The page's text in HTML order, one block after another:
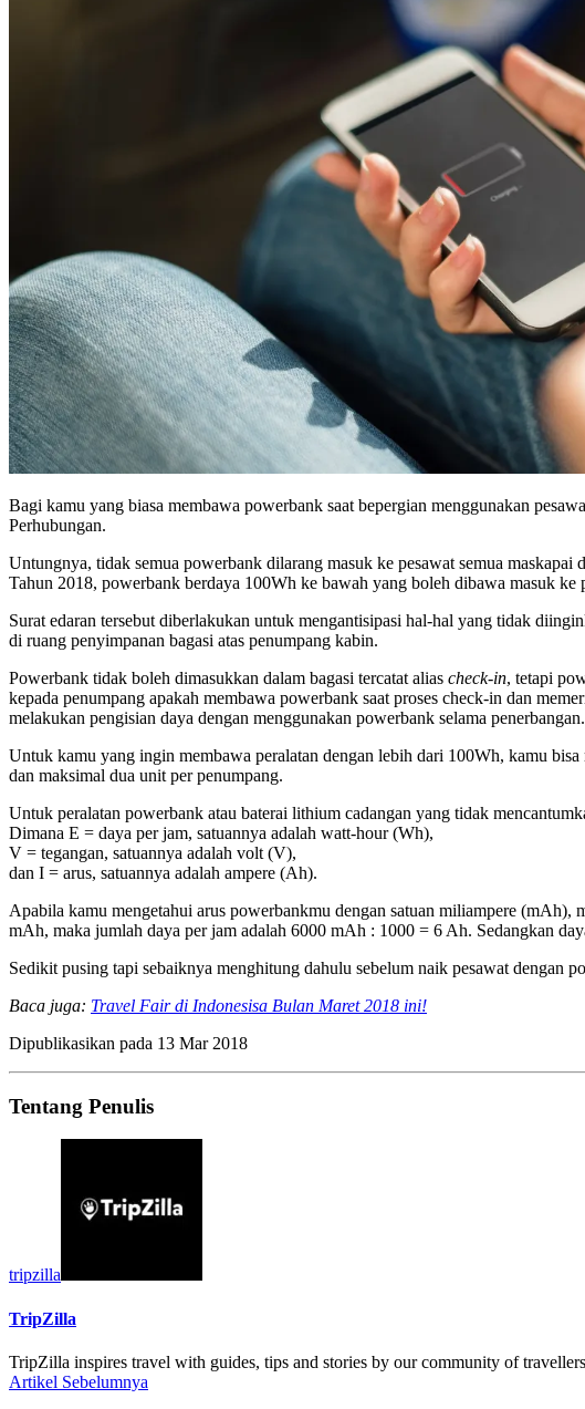
Bagi kamu yang biasa membawa powerbank saat bepergian menggunakan
Perhubungan.
Untungnya, tidak semua powerbank dilarang masuk ke pesawat semua
Tahun 2018, powerbank berdaya 100Wh ke bawah yang boleh dibawa masuk ke
Surat edaran tersebut diberlakukan untuk mengantisipasi hal-hal yang tidak
di ruang penyimpanan bagasi atas penumpang kabin.
Powerbank tidak boleh dimasukkan dalam bagasi tercatat alias check-in, tetapi
kepada penumpang apakah membawa powerbank saat proses check-in dan
melakukan pengisian daya dengan menggunakan powerbank selama penerbangan.
Untuk kamu yang ingin membawa peralatan dengan lebih dari 100Wh, kamu
dan maksimal dua unit per penumpang.
Untuk peralatan powerbank atau baterai lithium cadangan yang tidak
Dimana E = daya per jam, satuannya adalah watt-hour (Wh),
V = tegangan, satuannya adalah volt (V),
dan I = arus, satuannya adalah ampere (Ah).
Apabila kamu mengetahui arus powerbankmu dengan satuan miliampere
mAh, maka jumlah daya per jam adalah 6000 mAh : 1000 = 6 Ah. Sedangkan
Sedikit pusing tapi sebaiknya menghitung dahulu sebelum naik pesawat dengan
Baca juga: Travel Fair di Indonesisa Bulan Maret 2018 ini!
Dipublikasikan pada 13 Mar 2018
Tentang Penulis
tripzilla
TripZilla
TripZilla inspires travel with guides, tips and stories by our community of
Artikel Sebelumnya